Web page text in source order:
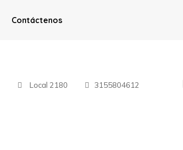
Contáctenos
Local 2180 3155804612